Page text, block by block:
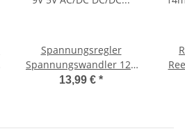
Spannungsregler
Spannungswandler 12V
9V 5V AC/DC DC/DC
13,99 € *